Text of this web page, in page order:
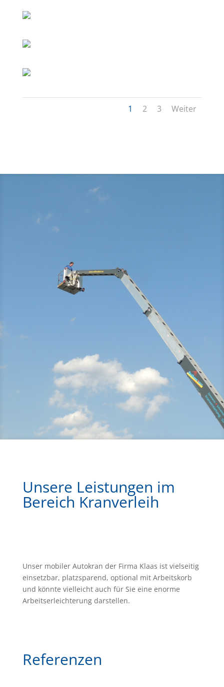
1 2 3 Weiter
Unsere Leistungen im
Bereich Kranverleih
Unser mobiler Autokran der Firma Klaas ist vielseitig
einsetzbar, platzsparend, optional mit Arbeitskorb
und könnte vielleicht auch für Sie eine enorme
Arbeitserleichterung darstellen.
Referenzen